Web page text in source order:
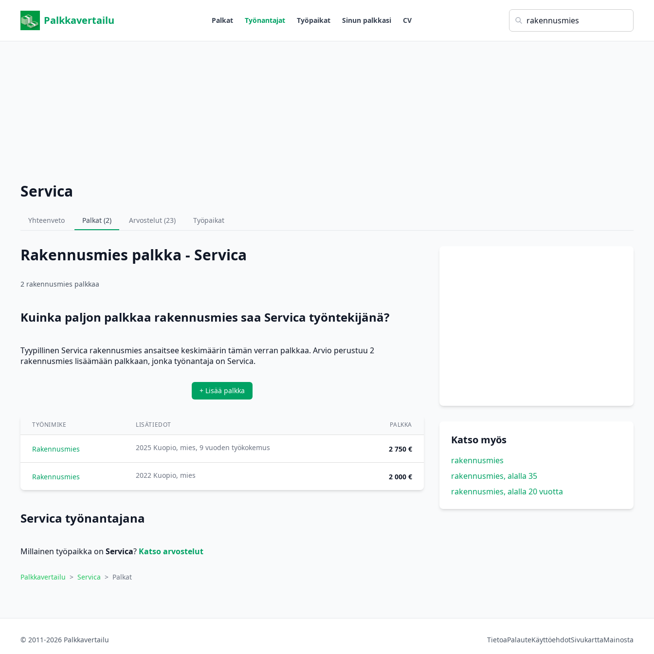
Palkkavertailu Palkat Työnantajat Työpaikat Sinun palkkasi CV
Servica
Yhteenveto Palkat (2) Arvostelut (23) Työpaikat
Rakennusmies palkka - Servica
2 rakennusmies palkkaa
Kuinka paljon palkkaa rakennusmies saa Servica työntekijänä?
Tyypillinen Servica rakennusmies ansaitsee keskimäärin tämän verran palkkaa. Arvio perustuu 2
rakennusmies lisäämään palkkaan, jonka työnantaja on Servica.
+ Lisää palkka
TYÖNIMIKE LISÄTIEDOT PALKKA
Rakennusmies 2025 Kuopio, mies, 9 vuoden työkokemus 2 750 €
Rakennusmies 2022 Kuopio, mies 2 000 €
Servica työnantajana
Millainen työpaikka on Servica? Katso arvostelut
Palkkavertailu > Servica > Palkat
Katso myös
rakennusmies
rakennusmies, alalla 35
rakennusmies, alalla 20 vuotta
© 2011-2026 Palkkavertailu TietoaPalauteKäyttöehdotSivukarttaMainosta